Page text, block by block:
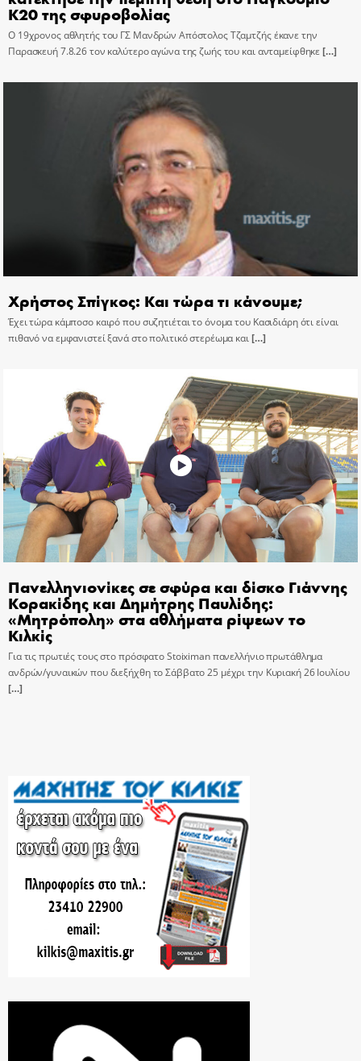
Κ20 της σφυροβολίας
Ο 19χρονος αθλητής του ΓΣ Μανδρών Απόστολος Τζαμτζής έκανε την
Παρασκευή 7.8.26 τον καλύτερο αγώνα της ζωής του και ανταμείφθηκε[…]
Χρήστος Σπίγκος: Και τώρα τι κάνουμε;
Έχει τώρα κάμποσο καιρό που συζητιέται το όνομα του Κασιδιάρη ότι είναι
πιθανό να εμφανιστεί ξανά στο πολιτικό στερέωμα και[…]
Πανελληνιονίκες σε σφύρα και δίσκο Γιάννης
Κορακίδης και Δημήτρης Παυλίδης:
«Μητρόπολη» στα αθλήματα ρίψεων το
Κιλκίς
Για τις πρωτιές τους στο πρόσφατο Stoiximan πανελλήνιο πρωτάθλημα
ανδρών/γυναικών που διεξήχθη το Σάββατο 25 μέχρι την Κυριακή 26 Ιουλίου
[…]